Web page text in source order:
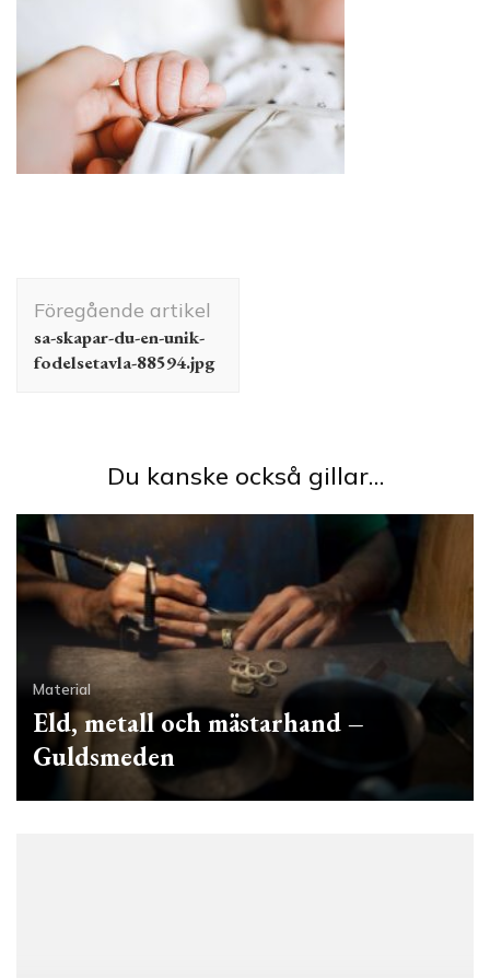
Inläggsnavigering
Föregående artikel
sa-skapar-du-en-unik-
fodelsetavla-88594.jpg
Du kanske också gillar…
Material
Eld, metall och mästarhand –
Guldsmeden